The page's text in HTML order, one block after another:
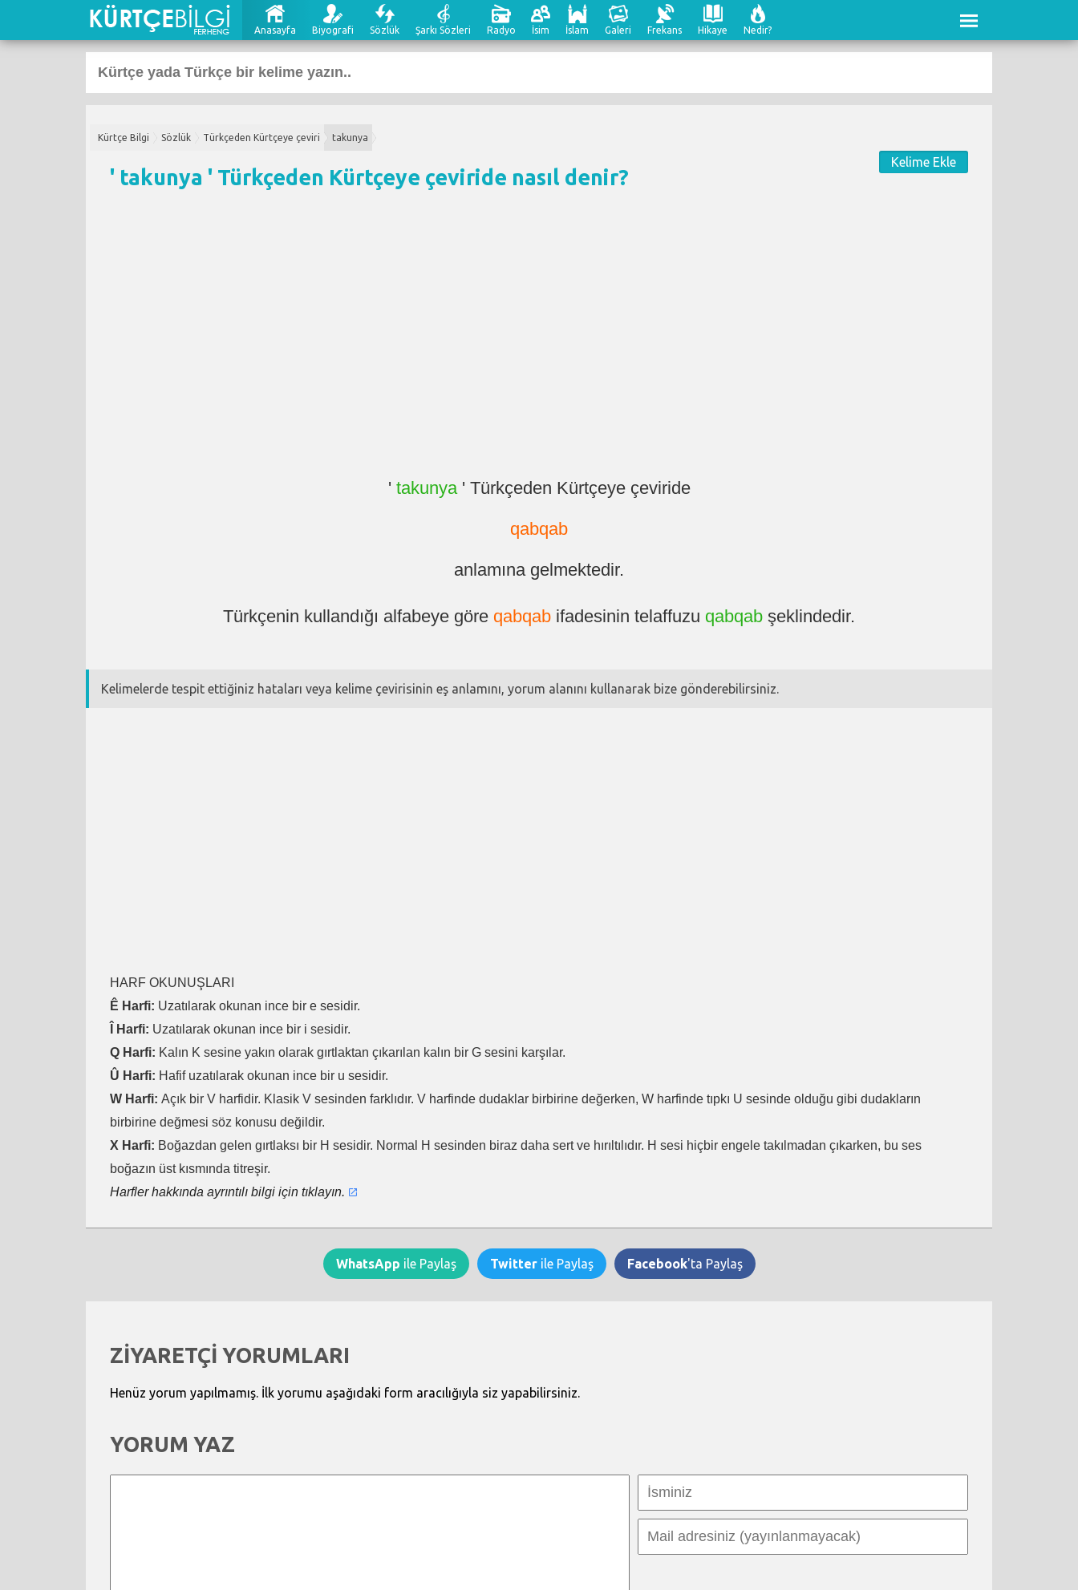
Anasayfa Biyografi Sözlük Şarkı Sözleri Radyo İsim İslam Galeri Frekans Hikaye Nedir?
Kürtçe Bilgi Sözlük Türkçeden Kürtçeye çeviri takunya
Kelime Ekle
' takunya ' Türkçeden Kürtçeye çeviride nasıl denir?
' takunya' Türkçeden Kürtçeye çeviride
qabqab
anlamına gelmektedir.
Türkçenin kullandığı alfabeye göre qabqab ifadesinin telaffuzu qabqab şeklindedir.
Kelimelerde tespit ettiğiniz hataları veya kelime çevirisinin eş anlamını, yorum alanını kullanarak bize gönderebilirsiniz.
HARF OKUNUŞLARI
Ê Harfi: Uzatılarak okunan ince bir e sesidir.
Î Harfi: Uzatılarak okunan ince bir i sesidir.
Q Harfi: Kalın K sesine yakın olarak gırtlaktan çıkarılan kalın bir G sesini karşılar.
Û Harfi: Hafif uzatılarak okunan ince bir u sesidir.
W Harfi: Açık bir V harfidir. Klasik V sesinden farklıdır. V harfinde dudaklar birbirine değerken, W harfinde tıpkı U sesinde olduğu gibi dudakların
birbirine değmesi söz konusu değildir.
X Harfi: Boğazdan gelen gırtlaksı bir H sesidir. Normal H sesinden biraz daha sert ve hırıltılıdır. H sesi hiçbir engele takılmadan çıkarken, bu ses
boğazın üst kısmında titreşir.
Harfler hakkında ayrıntılı bilgi için tıklayın.
WhatsApp ile Paylaş Twitterile Paylaş Facebook'ta Paylaş
ZİYARETÇİ YORUMLARI
Henüz yorum yapılmamış. İlk yorumu aşağıdaki form aracılığıyla siz yapabilirsiniz.
YORUM YAZ